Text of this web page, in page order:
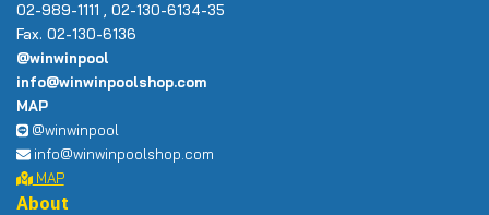
02-989-1111 , 02-130-6134-35
Fax. 02-130-6136
@winwinpool
info@winwinpoolshop.com
MAP
@winwinpool
info@winwinpoolshop.com
MAP
About